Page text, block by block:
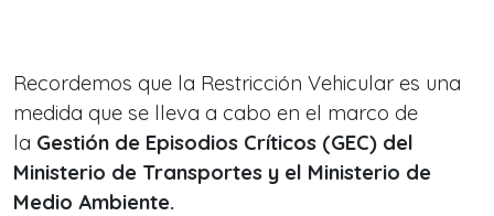
Recordemos que la Restricción Vehicular es una
medida que se lleva a cabo en el marco de
la Gestión de Episodios Críticos (GEC) del
Ministerio de Transportes y el Ministerio de
Medio Ambiente.